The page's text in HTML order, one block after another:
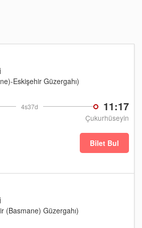
4s37d 11:17
Çukurhüseyin
Eskişehir Güzergahı)
Bilet Bul
(Basmane) Güzergahı)